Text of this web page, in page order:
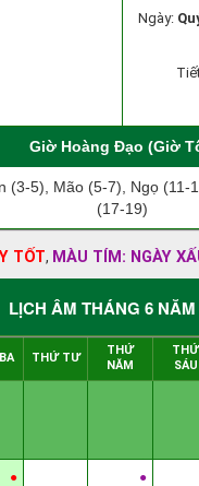
Ngày:
Giờ Hoàng Đạo (Giờ
(3-5), Mão (5-7), Ngọ (11-
(17-19)
TỐT, MÀU TÍM: NGÀY
LỊCH ÂM THÁNG 6 NĂM
THỨ TƯ
THỨ
NĂM
THỨ
SÁU
● ●